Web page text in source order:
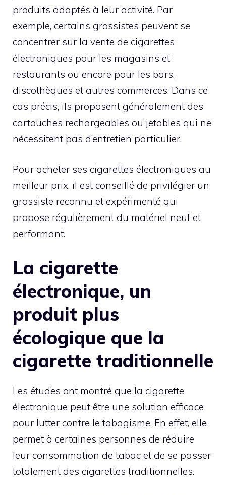
produits adaptés à leur activité. Par
exemple, certains grossistes peuvent se
concentrer sur la vente de cigarettes
électroniques pour les magasins et
restaurants ou encore pour les bars,
discothèques et autres commerces. Dans ce
cas précis, ils proposent généralement des
cartouches rechargeables ou jetables qui ne
nécessitent pas d’entretien particulier.
Pour acheter ses cigarettes électroniques au
meilleur prix, il est conseillé de privilégier un
grossiste reconnu et expérimenté qui
propose régulièrement du matériel neuf et
performant.
La cigarette
électronique, un
produit plus
écologique que la
cigarette traditionnelle
Les études ont montré que la cigarette
électronique peut être une solution efficace
pour lutter contre le tabagisme. En effet, elle
permet à certaines personnes de réduire
leur consommation de tabac et de se passer
totalement des cigarettes traditionnelles.